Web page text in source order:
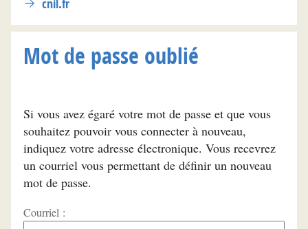
cnil.fr
Mot de passe oublié
Si vous avez égaré votre mot de passe et que vous
souhaitez pouvoir vous connecter à nouveau,
indiquez votre adresse électronique. Vous recevrez
un courriel vous permettant de définir un nouveau
mot de passe.
Courriel :